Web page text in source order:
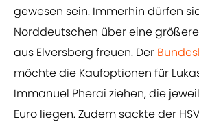
gewesen sein. Immerhin dürfen
Norddeutschen über eine
aus Elversberg freuen. Der
möchte die Kaufoptionen für
Immanuel Pherai ziehen, die
Euro liegen. Zudem sackte der